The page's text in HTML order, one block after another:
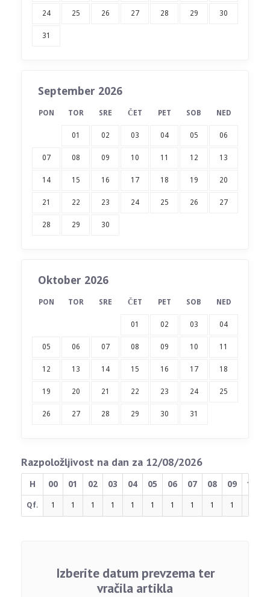
24 25 26 27 28 29 30
31
September 2026
PON TOR SRE ČET PET SOB NED
01 02 03 04 05 06
07 08 09 10 11 12 13
14 15 16 17 18 19 20
21 22 23 24 25 26 27
28 29 30
Oktober 2026
PON TOR SRE ČET PET SOB NED
01 02 03 04
05 06 07 08 09 10 11
12 13 14 15 16 17 18
19 20 21 22 23 24 25
26 27 28 29 30 31
Razpoložljivost na dan za 12/08/2026
H 00 01 02 03 04 05 06 07 08 09 10
Qf. 1 1 1 1 1 1 1 1 1 1
Izberite datum prevzema ter
vračila artikla